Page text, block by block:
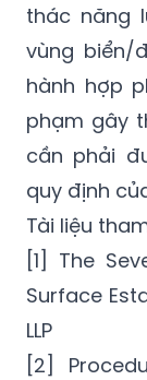
thác năng
vùng biển/
hành hợp
phạm gây
cần phải
quy định
Tài liệu
[1] The
Surface
LLP
[2]